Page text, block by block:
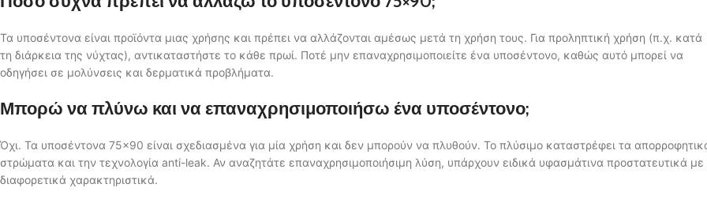
Τα υποσέντονα είναι προϊόντα μιας χρήσης και πρέπει να αλλάζονται αμέσως μετά τη χρήση τους. Για προληπτική χρήση (π.χ. κατά
τη διάρκεια της νύχτας), αντικαταστήστε το κάθε πρωί. Ποτέ μην επαναχρησιμοποιείτε ένα υποσέντονο, καθώς αυτό μπορεί να
οδηγήσει σε μολύνσεις και δερματικά προβλήματα.
Μπορώ να πλύνω και να επαναχρησιμοποιήσω ένα υποσέντονο;
Όχι. Τα υποσέντονα 75×90 είναι σχεδιασμένα για μία χρήση και δεν μπορούν να πλυθούν. Το πλύσιμο καταστρέφει τα
στρώματα και την τεχνολογία anti-leak. Αν αναζητάτε επαναχρησιμοποιήσιμη λύση, υπάρχουν ειδικά υφασμάτινα προστατευτικά με
διαφορετικά χαρακτηριστικά.